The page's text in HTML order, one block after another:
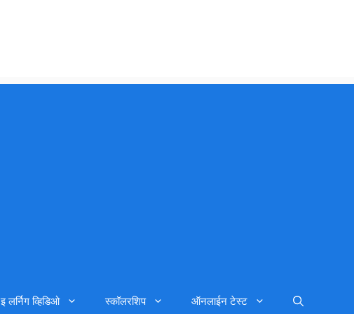
इ लर्निग व्हिडिओ स्कॉलरशिप ऑनलाईन टेस्ट